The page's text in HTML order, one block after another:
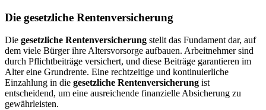
Die gesetzliche Rentenversicherung
Die gesetzliche Rentenversicherung stellt das Fundament dar, auf
dem viele Bürger ihre Altersvorsorge aufbauen. Arbeitnehmer sind
durch Pflichtbeiträge versichert, und diese Beiträge garantieren im
Alter eine Grundrente. Eine rechtzeitige und kontinuierliche
Einzahlung in die gesetzliche Rentenversicherung ist
entscheidend, um eine ausreichende finanzielle Absicherung zu
gewährleisten.